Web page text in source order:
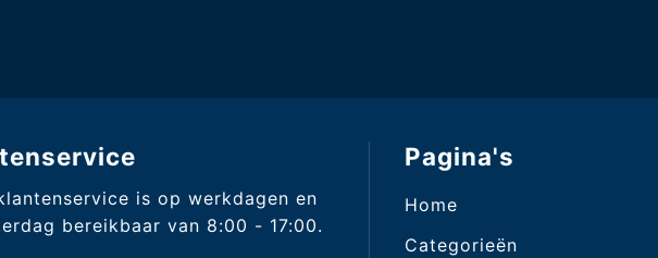
is op werkdagen en
bereikbaar van 8:00 - 17:00.
Pagina's
Home
Categorieën